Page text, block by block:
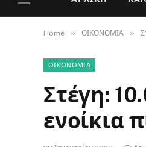
Home » ΟΙΚΟΝΟΜΙΑ »
ΟΙΚΟΝΟΜΙΑ
Στέγη:
ενοίκια